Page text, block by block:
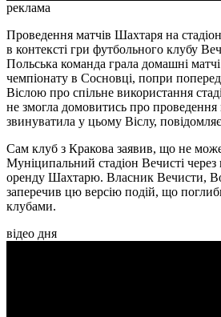
реклама
Проведення матчів Шахтаря на
в контексті гри футбольного клубу
Польська команда грала домашні матчі
чемпіонату в Сосновці, попри
Віслою про спільне використання
не змогла домовитись про проведення
звинуватила у цьому Віслу, повідомляє
Сам клуб з Кракова заявив, що не
Муніципальний стадіон Вечисті
оренду Шахтарю. Власник Вечисти,
заперечив цю версію подій, що
клубами.
відео дня